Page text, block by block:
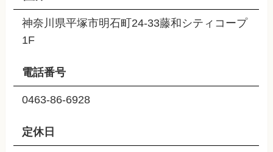
神奈川県平塚市明石町24-33藤和シティコープ
1F
電話番号
0463-86-6928
定休日